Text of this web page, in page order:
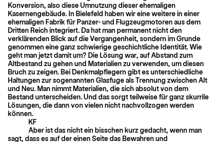
Konversion, also diese Umnutzung dieser ehema­ligen
Kasernengebäude. In Bielefeld haben wir eine weitere in einer
ehemaligen Fabrik für Panzer- und Flugzeugmotoren aus dem
Dritten Reich integriert. Da hat man permanent nicht den
verklärenden Blick auf die Vergangenheit, sondern im Grunde
genommen eine ganz schwierige geschichtliche Identität. Wie
geht man jetzt damit um? Die Lösung war, auf Abstand zum
Altbestand zu gehen und Mate­rialien zu verwenden, um diesen
Bruch zu zeigen. Bei Denkmalpflegern gibt es unterschiedliche
Haltungen zur sogenannten Glasfuge als Trennung zwischen Alt
und Neu. Man nimmt Materialien, die sich absolut von dem
Bestand unterscheiden. Und das sorgt teilweise für ganz skurrile
Lösungen, die dann von vielen nicht nachvollzogen werden
können.
KF
Aber ist das nicht ein bisschen kurz gedacht, wenn man
sagt, dass es auf der einen Seite das Bewahren und